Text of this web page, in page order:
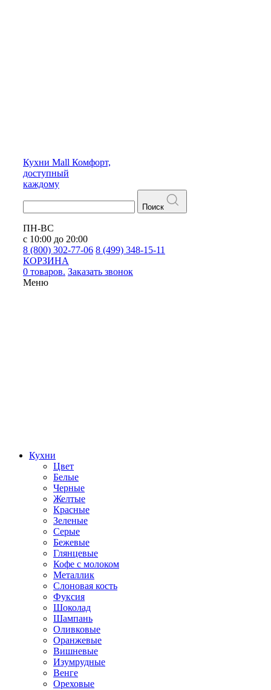
Кухни Mall Комфорт,
доступный
каждому
Поиск
ПН-ВС
с 10:00 до 20:00
8 (800) 302-77-06 8 (499) 348-15-11
КОРЗИНА
0 товаров. Заказать звонок
Меню
Кухни
Цвет
Белые
Черные
Желтые
Красные
Зеленые
Серые
Бежевые
Глянцевые
Кофе с молоком
Металлик
Слоновая кость
Фуксия
Шоколад
Шампань
Оливковые
Оранжевые
Вишневые
Изумрудные
Венге
Ореховые